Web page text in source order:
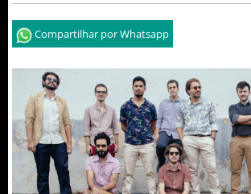
Compartilhar por Whatsapp